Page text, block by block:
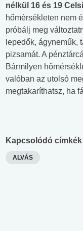
nélkül 16 és 19
hőmérsékleten nem
próbálj meg
lepedők, ágyneműk,
pizsamát. A
Bármilyen
valóban az utolsó
megtakaríthatsz, ha
Kapcsolódó címkék
ALVÁS